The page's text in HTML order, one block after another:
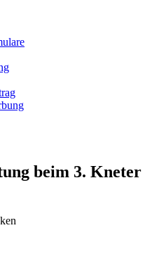
beim 3. Kneter